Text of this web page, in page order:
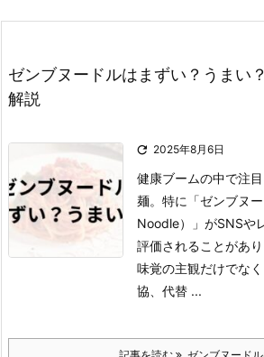
ゼンブヌードルはまずい？うまい
解説
 2025年8月6日
健康ブームの中で注
麺。 特に「ゼンブヌ
Noodle）」がSNSや
評価されることがあり
味覚の主観だけでな
協、代替 ...